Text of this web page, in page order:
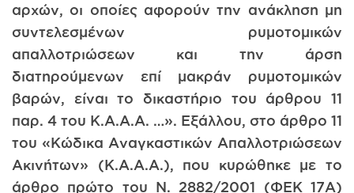
αρχών, οι οποίες αφορούν την ανάκληση μη
συντελεσμένων ρυμοτομικών
απαλλοτριώσεων και την άρση
διατηρούμενων επί μακράν ρυμοτομικών
βαρών, είναι το δικαστήριο του άρθρου 11
παρ. 4 του Κ.Α.Α.Α. …». Εξάλλου, στο άρθρο 11
του «Κώδικα Αναγκαστικών Απαλλοτριώσεων
Ακινήτων» (Κ.Α.Α.Α.), που κυρώθηκε με το
άρθρο πρώτο του Ν. 2882/2001 (ΦΕΚ 17Α)